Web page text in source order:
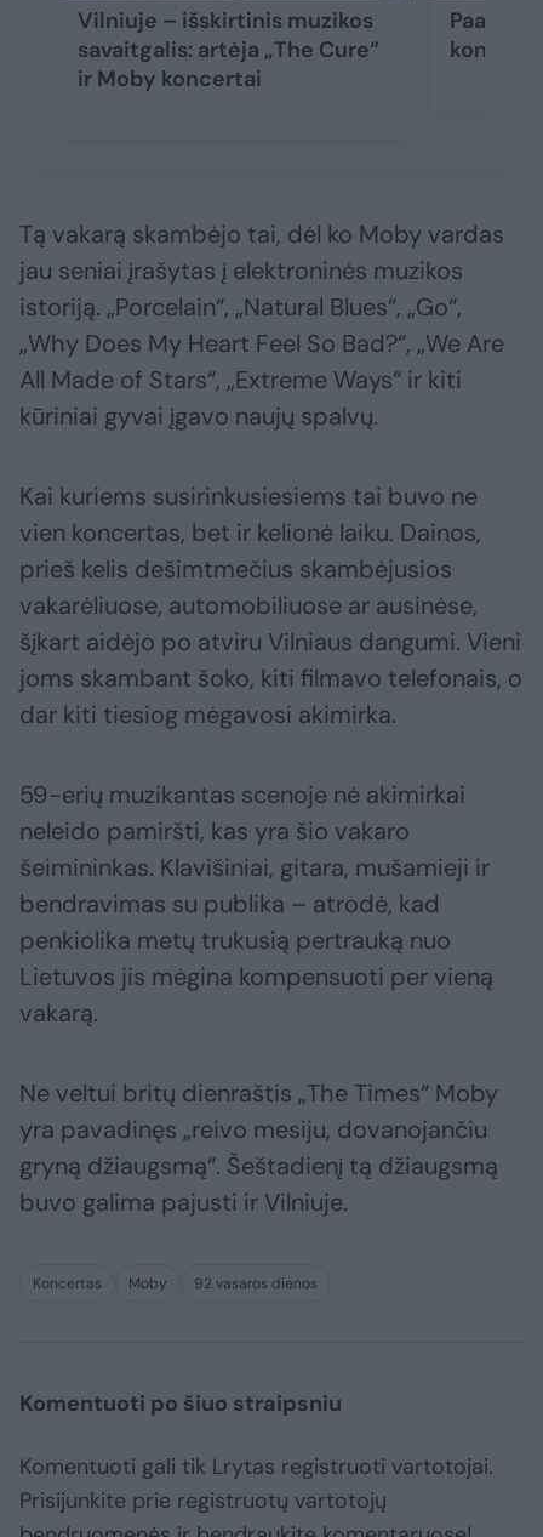
Vilniuje – išskirtinis muzikos
savaitgalis: artėja „The Cure“
ir Moby koncertai
Tą vakarą skambėjo tai, dėl ko Moby vardas
jau seniai įrašytas į elektroninės muzikos
istoriją. „Porcelain“, „Natural Blues“, „Go“,
„Why Does My Heart Feel So Bad?“, „We Are
All Made of Stars“, „Extreme Ways“ ir kiti
kūriniai gyvai įgavo naujų spalvų.
Kai kuriems susirinkusiesiems tai buvo ne
vien koncertas, bet ir kelionė laiku. Dainos,
prieš kelis dešimtmečius skambėjusios
vakarėliuose, automobiliuose ar ausinėse,
šįkart aidėjo po atviru Vilniaus dangumi. Vieni
joms skambant šoko, kiti filmavo telefonais, o
dar kiti tiesiog mėgavosi akimirka.
59-erių muzikantas scenoje nė akimirkai
neleido pamiršti, kas yra šio vakaro
šeimininkas. Klavišiniai, gitara, mušamieji ir
bendravimas su publika – atrodė, kad
penkiolika metų trukusią pertrauką nuo
Lietuvos jis mėgina kompensuoti per vieną
vakarą.
Ne veltui britų dienraštis „The Times“ Moby
yra pavadinęs „reivo mesiju, dovanojančiu
gryną džiaugsmą“. Šeštadienį tą džiaugsmą
buvo galima pajusti ir Vilniuje.
Koncertas Moby 92 vasaros dienos
Komentuoti po šiuo straipsniu
Komentuoti gali tik Lrytas registruoti vartotojai.
Prisijunkite prie registruotų vartotojų